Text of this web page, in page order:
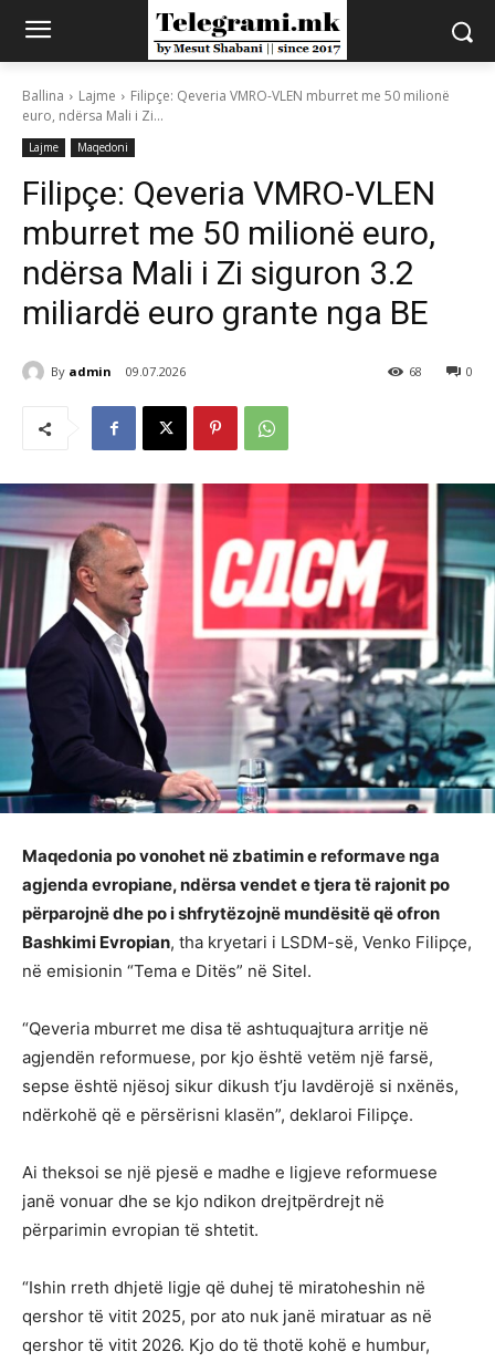
Ballina Lajme
Filipçe: Qeveria VMRO-VLEN mburret me 50 milionë
euro, ndërsa Mali i Zi...
Lajme Maqedoni
Filipçe: Qeveria VMRO-VLEN
mburret me 50 milionë euro,
ndërsa Mali i Zi siguron 3.2
miliardë euro grante nga BE
By admin 09.07.2026 0
68
Maqedonia po vonohet në zbatimin e reformave nga
agjenda evropiane, ndërsa vendet e tjera të rajonit po
përparojnë dhe po i shfrytëzojnë mundësitë që ofron
Bashkimi Evropian, tha kryetari i LSDM-së, Venko Filipçe,
në emisionin “Tema e Ditës” në Sitel.
“Qeveria mburret me disa të ashtuquajtura arritje në
agjendën reformuese, por kjo është vetëm një farsë,
sepse është njësoj sikur dikush t’ju lavdërojë si nxënës,
ndërkohë që e përsërisni klasën”, deklaroi Filipçe.
Ai theksoi se një pjesë e madhe e ligjeve reformuese
janë vonuar dhe se kjo ndikon drejtpërdrejt në
përparimin evropian të shtetit.
“Ishin rreth dhjetë ligje që duhej të miratoheshin në
qershor të vitit 2025, por ato nuk janë miratuar as në
qershor të vitit 2026. Kjo do të thotë kohë e humbur,